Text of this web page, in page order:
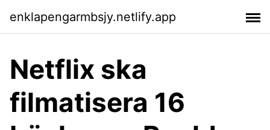
enklapengarmbsjy.netlify.app
Netflix ska
filmatisera 16